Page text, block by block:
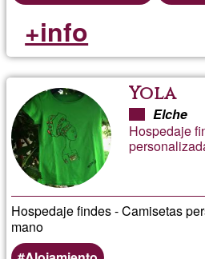
+info
Yola
Elche
Hospedaje
Hospedaje findes - Camisetas
mano